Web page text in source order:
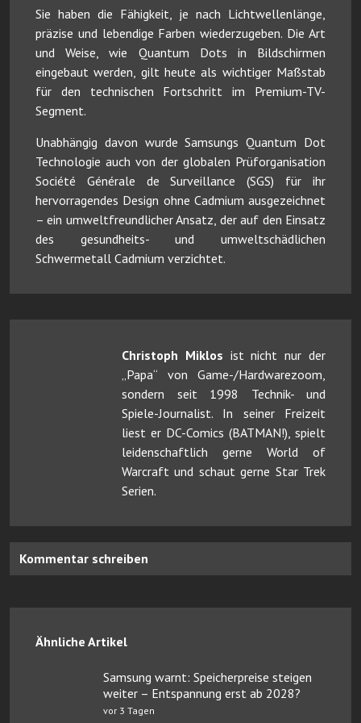
Sie haben die Fähigkeit, je nach Lichtwellenlänge,
präzise und lebendige Farben wiederzugeben. Die Art
und Weise, wie Quantum Dots in Bildschirmen
eingebaut werden, gilt heute als wichtiger Maßstab
für den technischen Fortschritt im Premium-TV-
Segment.
Unabhängig davon wurde Samsungs Quantum Dot
Technologie auch von der globalen Prüforganisation
Société Générale de Surveillance (SGS) für ihr
hervorragendes Design ohne Cadmium ausgezeichnet
– ein umweltfreundlicher Ansatz, der auf den Einsatz
des gesundheits- und umweltschädlichen
Schwermetall Cadmium verzichtet.
Christoph Miklos ist nicht nur der
„Papa“ von Game-/Hardwarezoom,
sondern seit 1998 Technik- und
Spiele-Journalist. In seiner Freizeit
liest er DC-Comics (BATMAN!), spielt
leidenschaftlich gerne World of
Warcraft und schaut gerne Star Trek
Serien.
Kommentar schreiben
Ähnliche Artikel
Samsung warnt: Speicherpreise steigen
weiter – Entspannung erst ab 2028?
vor 3 Tagen